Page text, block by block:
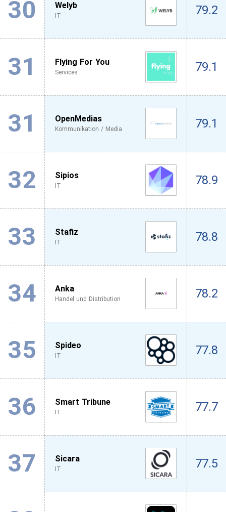
30 Welyb
IT 79.2
31 Flying For You
Services 79.1
31 OpenMedias
Kommunikation / Media 79.1
32 Sipios
IT 78.9
33 Stafiz
IT 78.8
34 Anka
Handel und Distribution 78.2
35 Spideo
IT 77.8
36 Smart Tribune
IT 77.7
37 Sicara
IT 77.5